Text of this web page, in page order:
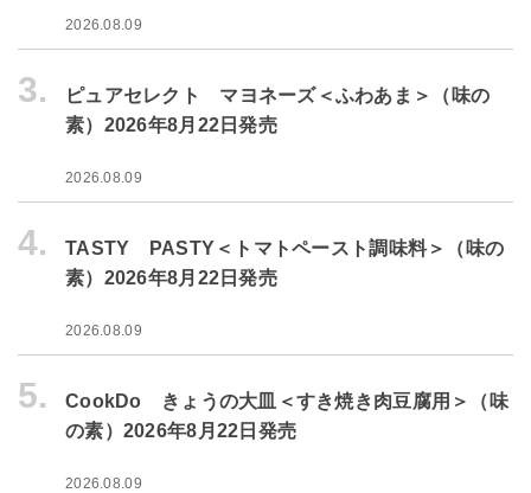
2026.08.09
3.
ピュアセレクト マヨネーズ＜ふわあま＞（味の
素）2026年8月22日発売
2026.08.09
4.
TASTY PASTY＜トマトペースト調味料＞（味の
素）2026年8月22日発売
2026.08.09
5.
CookDo きょうの大皿＜すき焼き肉豆腐用＞（味
の素）2026年8月22日発売
2026.08.09